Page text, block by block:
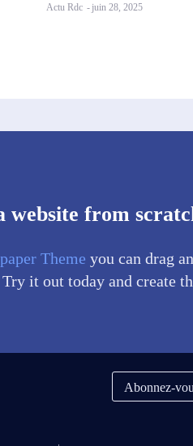
Actu Rdc - juin 28, 2025
website from
Theme you can drag
it out today and create
Abonnez-